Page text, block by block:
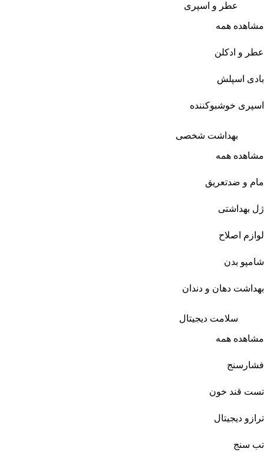
عطر و اسپری
مشاهده همه
عطر و ادکلن
بادی اسپلش
اسپری خوشبوکننده
بهداشت شخصی
مشاهده همه
مام و ضدتعریق
ژل بهداشتی
لوازم اصلاح
شامپو بدن
بهداشت دهان و دندان
سلامت دیجیتال
مشاهده همه
فشارسنج
تست قند خون
ترازو دیجیتال
تب سنج